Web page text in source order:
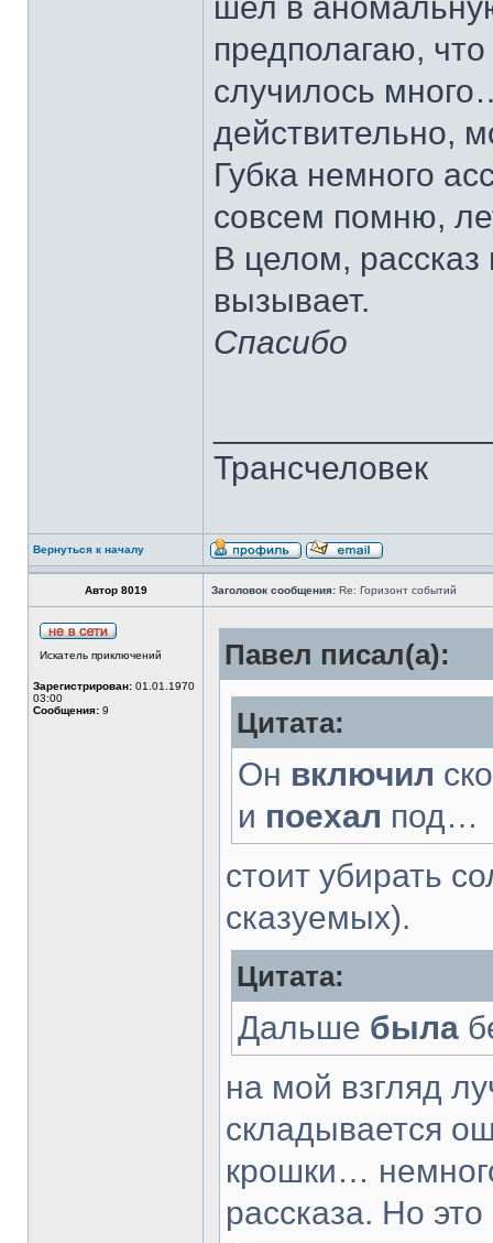
предполагаю,
случилось
действительно,
Губка немного
совсем помню,
В целом,
вызывает.
Спасибо
Трансчеловек
Вернуться к началу
Автор 8019 Заголовок сообщения: Re: Горизонт событий
Искатель приключений
Зарегистрирован: 01.01.1970
03:00
Сообщения: 9
Павел писал(а):
Цитата:
Он включил
и поехал под…
стоит убирать
сказуемых).
Цитата:
Дальше была
на мой взгляд
складывается
крошки…
рассказа. Но